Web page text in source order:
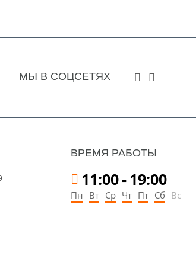
МЫ В СОЦСЕТЯХ
ВРЕМЯ РАБОТЫ
11:00-19:00
Пн Вт Ср Чт Пт Сб Вс